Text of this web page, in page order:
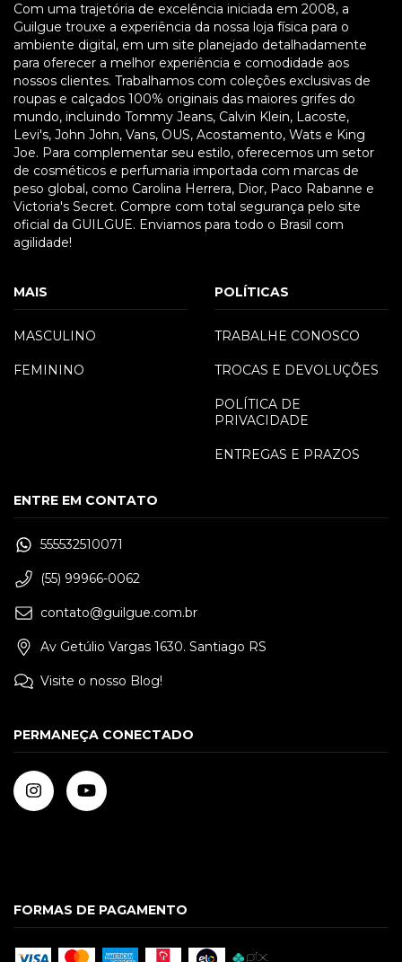
Com uma trajetória de excelência iniciada em 2008, a
Guilgue trouxe a experiência da nossa loja física para o
ambiente digital, em um site planejado detalhadamente
para oferecer a melhor experiência e comodidade aos
nossos clientes. Trabalhamos com coleções exclusivas de
roupas e calçados 100% originais das maiores grifes do
mundo, incluindo Tommy Jeans, Calvin Klein, Lacoste,
Levi's, John John, Vans, OUS, Acostamento, Wats e King
Joe. Para complementar seu estilo, oferecemos um setor
de cosméticos e perfumaria importada com marcas de
peso global, como Carolina Herrera, Dior, Paco Rabanne e
Victoria's Secret. Compre com total segurança pelo site
oficial da GUILGUE. Enviamos para todo o Brasil com
agilidade!
MAIS
MASCULINO
FEMININO
POLÍTICAS
TRABALHE CONOSCO
TROCAS E DEVOLUÇÕES
POLÍTICA DE
PRIVACIDADE
ENTREGAS E PRAZOS
ENTRE EM CONTATO
555532510071
(55) 99966-0062
contato@guilgue.com.br
Av Getúlio Vargas 1630. Santiago RS
Visite o nosso Blog!
PERMANEÇA CONECTADO
FORMAS DE PAGAMENTO